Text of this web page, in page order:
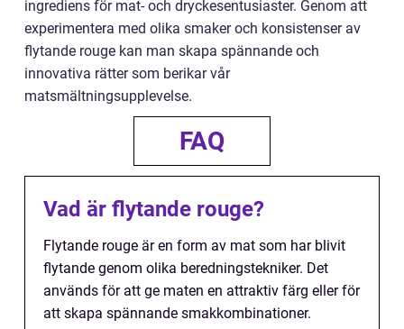
ingrediens för mat- och dryckesentusiaster. Genom att
experimentera med olika smaker och konsistenser av
flytande rouge kan man skapa spännande och
innovativa rätter som berikar vår
matsmältningsupplevelse.
FAQ
Vad är flytande rouge?
Flytande rouge är en form av mat som har blivit
flytande genom olika beredningstekniker. Det
används för att ge maten en attraktiv färg eller för
att skapa spännande smakkombinationer.